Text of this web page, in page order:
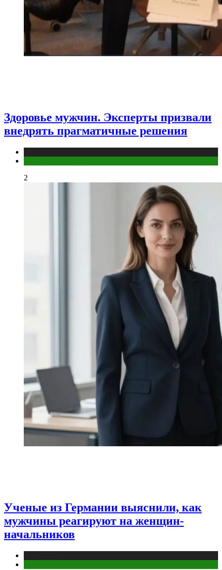
Здоровье мужчин. Эксперты призвали
внедрять прагматичные решения
2
Ученые из Германии выяснили, как
мужчины реагируют на женщин-
начальников